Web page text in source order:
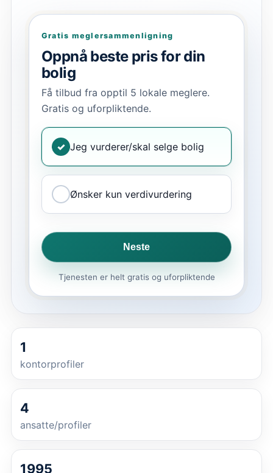
Gratis meglersammenligning
Oppnå beste pris for din
bolig
Få tilbud fra opptil 5 lokale meglere.
Gratis og uforpliktende.
✓ Jeg vurderer/skal selge bolig
Ønsker kun verdivurdering
Neste
Tjenesten er helt gratis og uforpliktende
1
kontorprofiler
4
ansatte/profiler
1995